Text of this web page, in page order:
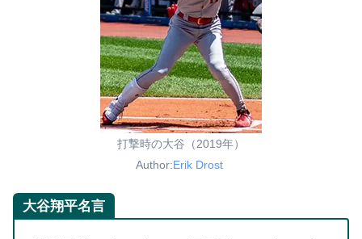
打撃時の大谷（2019年）
Author:Erik Drost
大谷翔平名言